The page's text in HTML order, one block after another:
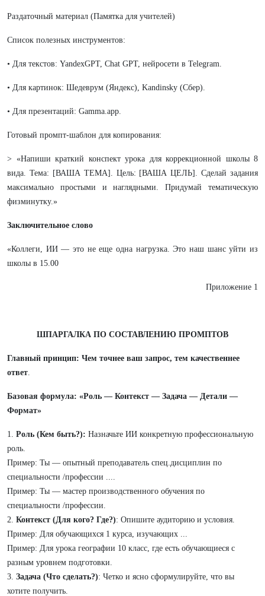
Раздаточный материал (Памятка для учителей)
Список полезных инструментов:
• Для текстов: YandexGPT, Chat GPT, нейросети в Telegram.
• Для картинок: Шедеврум (Яндекс), Kandinsky (Сбер).
• Для презентаций: Gamma.app.
Готовый промпт-шаблон для копирования:
> «Напиши краткий конспект урока для коррекционной школы 8
вида. Тема: [ВАША ТЕМА]. Цель: [ВАША ЦЕЛЬ]. Сделай задания
максимально простыми и наглядными. Придумай тематическую
физминутку.»
Заключительное слово
«Коллеги, ИИ — это не еще одна нагрузка. Это наш шанс уйти из
школы в 15.00
Приложение 1
ШПАРГАЛКА ПО СОСТАВЛЕНИЮ ПРОМПТОВ
Главный принцип: Чем точнее ваш запрос, тем качественнее
ответ.
Базовая формула: «Роль — Контекст — Задача — Детали —
Формат»
1. Роль (Кем быть?): Назначьте ИИ конкретную профессиональную
роль.
Пример: Ты — опытный преподаватель спец.дисциплин по
специальности /профессии ....
Пример: Ты — мастер производственного обучения по
специальности /профессии.
2. Контекст (Для кого? Где?): Опишите аудиторию и условия.
Пример: Для обучающихся 1 курса, изучающих ...
Пример: Для урока географии 10 класс, где есть обучающиеся с
разным уровнем подготовки.
3. Задача (Что сделать?): Четко и ясно сформулируйте, что вы
хотите получить.